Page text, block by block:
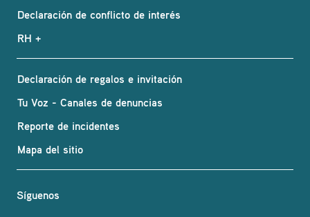
Declaración de conflicto de interés
RH +
Declaración de regalos e invitación
Tu Voz - Canales de denuncias
Reporte de incidentes
Mapa del sitio
Síguenos